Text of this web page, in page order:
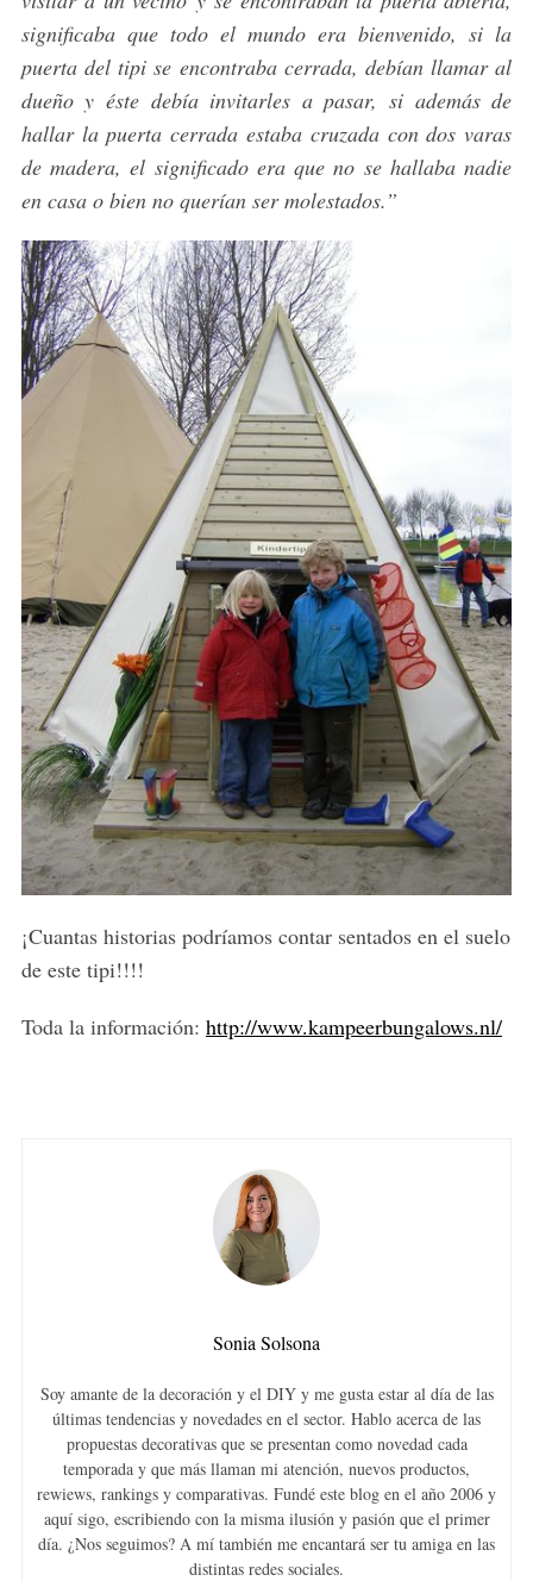
significaba que todo el mundo era bienvenido, si la
puerta del tipi se encontraba cerrada, debían llamar al
dueño y éste debía invitarles a pasar, si además de
hallar la puerta cerrada estaba cruzada con dos varas
de madera, el significado era que no se hallaba nadie
en casa o bien no querían ser molestados.”
¡Cuantas historias podríamos contar sentados en el suelo
de este tipi!!!!
Toda la información: http://www.kampeerbungalows.nl/
Sonia Solsona
Soy amante de la decoración y el DIY y me gusta estar al día de las
últimas tendencias y novedades en el sector. Hablo acerca de las
propuestas decorativas que se presentan como novedad cada
temporada y que más llaman mi atención, nuevos productos,
rewiews, rankings y comparativas. Fundé este blog en el año 2006 y
aquí sigo, escribiendo con la misma ilusión y pasión que el primer
día. ¿Nos seguimos? A mí también me encantará ser tu amiga en las
distintas redes sociales.